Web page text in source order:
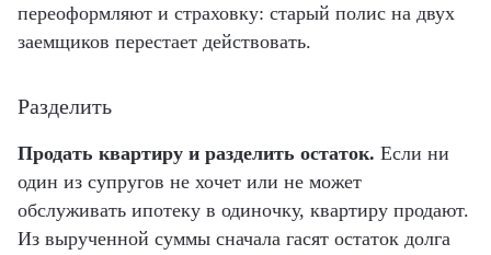
переоформляют и страховку: старый полис на двух
заемщиков перестает действовать.
Разделить
Продать квартиру и разделить остаток. Если ни
один из супругов не хочет или не может
обслуживать ипотеку в одиночку, квартиру продают.
Из вырученной суммы сначала гасят остаток долга